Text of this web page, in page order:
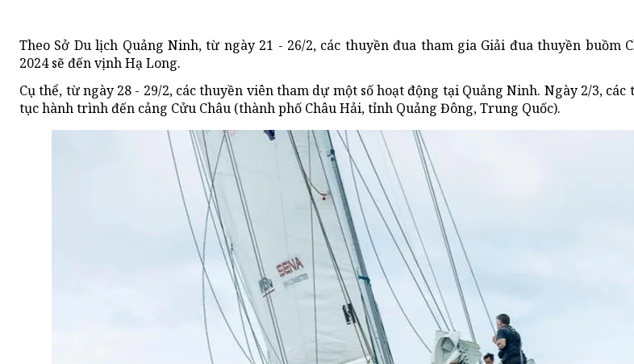
Theo Sở Du lịch Quảng Ninh, từ ngày 21 - 26/2, các thuyền đua tham gia Giải đua thuyền buồm
2024 sẽ đến vịnh Hạ Long.
Cụ thể, từ ngày 28 - 29/2, các thuyền viên tham dự một số hoạt động tại Quảng Ninh. Ngày 2/3,
tục hành trình đến cảng Cửu Châu (thành phố Châu Hải, tỉnh Quảng Đông, Trung Quốc).